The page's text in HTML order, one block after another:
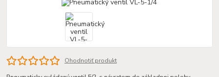
Ohodnotiť produkt